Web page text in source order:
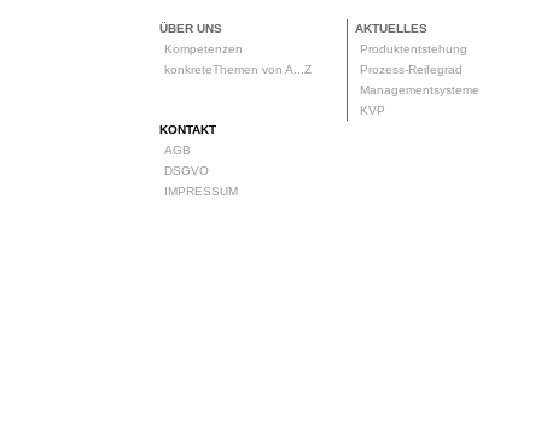
ÜBER UNS
Kompetenzen
konkreteThemen von A...Z
AKTUELLES
Produktentstehung
Prozess-Reifegrad
Managementsysteme
KVP
KONTAKT
AGB
DSGVO
IMPRESSUM